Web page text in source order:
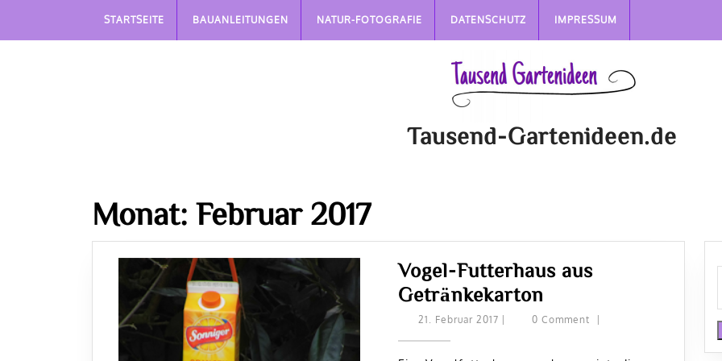
content
STARTSEITE BAUANLEITUNGEN NATUR-FOTOGRAFIE DATENSCHUTZ IMPRESSUM
Tausend-Gartenideen.de
Monat: Februar 2017
Vogel-Futterhaus aus
Getränkekarton
Futterhaus
21. Februar 2017 21.
0 Comment